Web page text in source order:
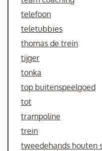
telefoon
teletubbies
thomas de trein
tijger
tonka
top buitenspeelgoed
tot
trampoline
trein
tweedehands houten